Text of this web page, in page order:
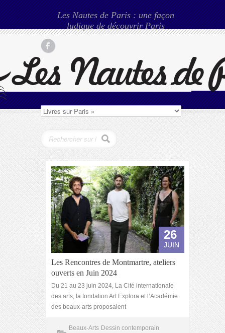
Les Nautes de Paris : une façon
ludique de découvrir Paris
26
JUIN
Les Rencontres de Montmartre, ateliers
ouverts en Juin 2024
Du 21 au 23 juin 2024, La Cité internationale
des arts, la fondation Art Explora et l’Académie
des beaux-arts proposaient
Beaux-Arts Dessin contemporain